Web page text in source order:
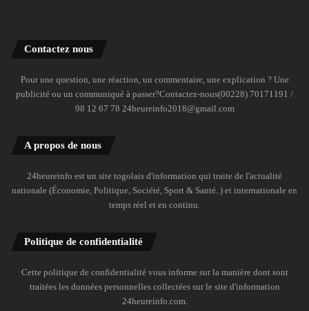
Contactez nous
Pour une question, une réaction, un commentaire, une explication ? Une
publicité ou un communiqué à passer?Contactez-nous(00228) 70171191 /
98 12 67 78 24heureinfo2018@gmail.com
A propos de nous
24heureinfo est un site togolais d'information qui traite de l'actualité
nationale (Économie, Politique, Société, Sport & Santé..) et internationale en
temps réel et en continu.
Politique de confidentialité
Cette politique de confidentialité vous informe sur la manière dont sont
traitées les données personnelles collectées sur le site d'information
24heureinfo.com.